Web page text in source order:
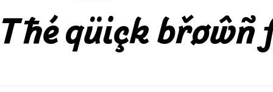
Tħé qüiçk břøŵñ